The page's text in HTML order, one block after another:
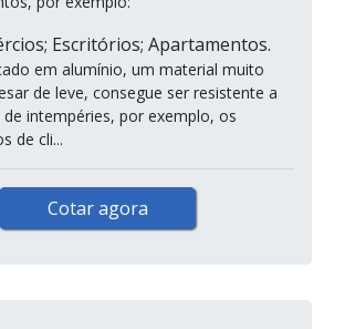
Escritórios; Apartamentos.
em alumínio, um material muito
de leve, consegue ser resistente a
intempéries, por exemplo, os
de cli...
Cotar agora